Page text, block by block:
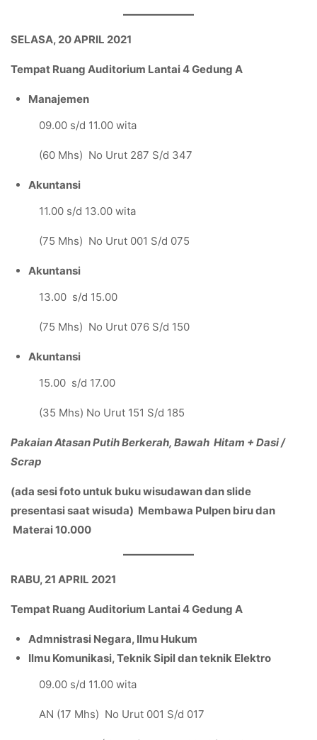
SELASA, 20 APRIL 2021
Tempat Ruang Auditorium Lantai 4 Gedung A
Manajemen
09.00 s/d 11.00 wita
(60 Mhs) No Urut 287 S/d 347
Akuntansi
11.00 s/d 13.00 wita
(75 Mhs) No Urut 001 S/d 075
Akuntansi
13.00 s/d 15.00
(75 Mhs) No Urut 076 S/d 150
Akuntansi
15.00 s/d 17.00
(35 Mhs) No Urut 151 S/d 185
Pakaian Atasan Putih Berkerah, Bawah Hitam + Dasi /
Scrap
(ada sesi foto untuk buku wisudawan dan slide
presentasi saat wisuda) Membawa Pulpen biru dan
Materai 10.000
RABU, 21 APRIL 2021
Tempat Ruang Auditorium Lantai 4 Gedung A
Admnistrasi Negara, Ilmu Hukum
Ilmu Komunikasi, Teknik Sipil dan teknik Elektro
09.00 s/d 11.00 wita
AN (17 Mhs) No Urut 001 S/d 017